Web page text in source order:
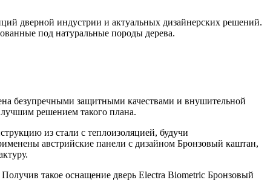
дверной индустрии и актуальных дизайнерских решений.
под натуральные породы дерева.
безупречными защитными качествами и внушительной
решением такого плана.
из стали с теплоизоляцией, будучи
австрийские панели с дизайном Бронзовый каштан,
такое оснащение дверь Electra Biometric Бронзовый